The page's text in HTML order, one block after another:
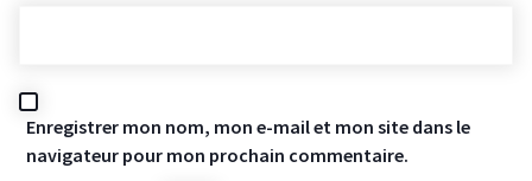
Enregistrer mon nom, mon e-mail et mon site dans le
navigateur pour mon prochain commentaire.